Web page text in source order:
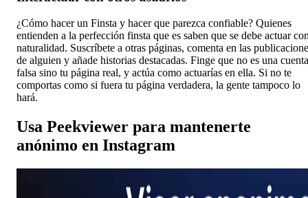
¿Cómo hacer un Finsta y hacer que parezca confiable? Quienes
entienden a la perfección finsta que es saben que se debe actuar
naturalidad. Suscríbete a otras páginas, comenta en las
de alguien y añade historias destacadas. Finge que no es una cuenta
falsa sino tu página real, y actúa como actuarías en ella. Si no te
comportas como si fuera tu página verdadera, la gente tampoco lo
hará.
Usa Peekviewer para mantenerte
anónimo en Instagram